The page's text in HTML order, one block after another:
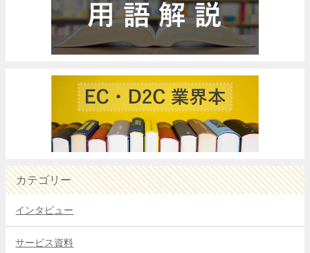
カテゴリー
インタビュー
サービス資料